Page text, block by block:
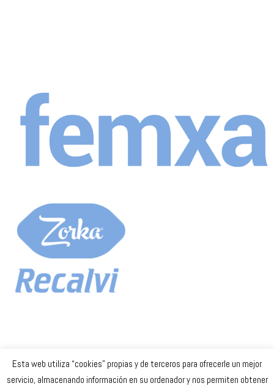
Celta Baloncesto Femenino. 2023
Esta web utiliza “cookies” propias y de terceros para ofrecerle un mejor
servicio, almacenando información en su ordenador y nos permiten obtener